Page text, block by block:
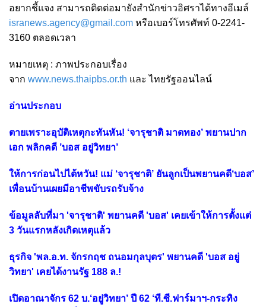
อยากชี้แจง สามารถติดต่อมายังสำนักข่าวอิศราได้ทางอีเมล์
isranews.agency@gmail.com หรือเบอร์โทรศัพท์ 0-2241-
3160 ตลอดเวลา
หมายเหตุ : ภาพประกอบเรื่อง
จาก www.news.thaipbs.or.th และ ไทยรัฐออนไลน์
อ่านประกอบ
ตายเพราะอุบัติเหตุกะทันหัน! ‘จารุชาติ มาดทอง’ พยานปาก
เอก พลิกคดี ’บอส อยู่วิทยา’
ให้การก่อนไปไต้หวัน! แม่ ‘จารุชาติ’ ยันลูกเป็นพยานคดี‘บอส’
เพื่อนบ้านเผยมีอาชีพขับรถรับจ้าง
ข้อมูลลับที่มา 'จารุชาติ' พยานคดี 'บอส' เคยเข้าให้การตั้งแต่
3 วันแรกหลังเกิดเหตุแล้ว
ธุรกิจ 'พล.อ.ท. จักรกฤช ถนอมกุลบุตร' พยานคดี 'บอส อยู่
วิทยา' เคยได้งานรัฐ 188 ล.!
เปิดอาณาจักร 62 บ.‘อยู่วิทยา’ ปี 62 ‘ที.ซี.ฟาร์มาฯ-กระทิง